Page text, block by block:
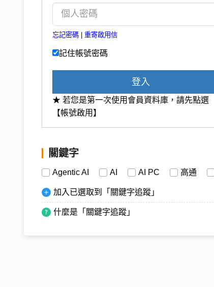
忘記密碼 重寄啟用信
記住帳號密碼
登入
★ 若您是第一次使用會員資料庫，請先點選
【帳號啟用】
關鍵字
Agentic AI AI AI PC 高通
加入已選取到「關鍵字追蹤」
什麼是「關鍵字追蹤」